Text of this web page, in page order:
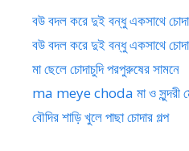
বউ বদল করে দুই বন্ধু একসাথে
বউ বদল করে দুই বন্ধু একসাথে
মা ছেলে চোদাচুদি পরপুরুষের সামনে
ma meye choda মা ও সুন্দরী
বৌদির শাড়ি খুলে পাছা চোদার গল্প